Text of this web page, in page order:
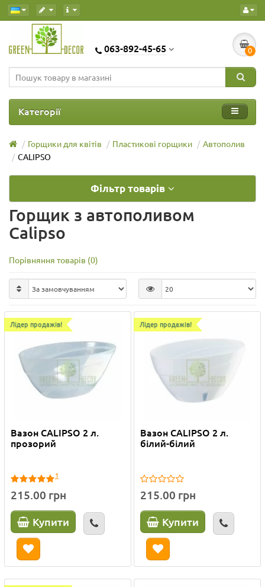
063-892-45-65 0
Категорії
Горщики для квітів Пластикові горщики
Автополив
CALIPSO
Фільтр товарів
Горщик з автополивом
Calipso
Порівняння товарів (0)
Лідер продажів!
Вазон CALIPSO 2 л.
прозорий
1
215.00 грн
Купити
Лідер продажів!
Вазон CALIPSO 2 л.
білий-білий
215.00 грн
Купити